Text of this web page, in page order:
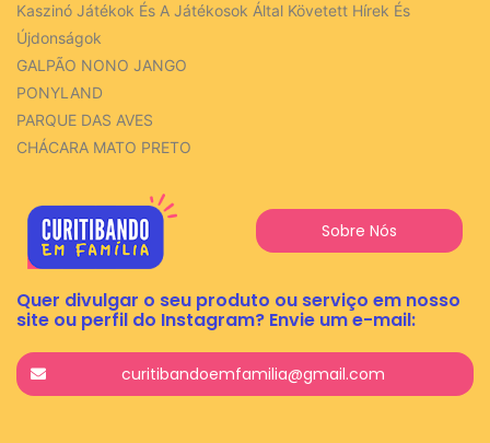
Kaszinó Játékok És A Játékosok Által Követett Hírek És
Újdonságok
GALPÃO NONO JANGO
PONYLAND
PARQUE DAS AVES
CHÁCARA MATO PRETO
Sobre Nós
Quer divulgar o seu produto ou serviço em nosso
site ou perfil do Instagram? Envie um e-mail:
curitibandoemfamilia@gmail.com